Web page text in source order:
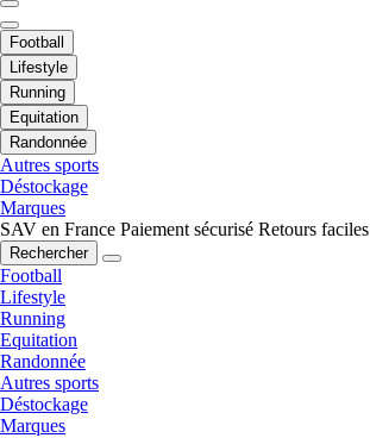
Football
Lifestyle
Running
Equitation
Randonnée
Autres sports
Déstockage
Marques
SAV en France Paiement sécurisé Retours faciles
Rechercher
Football
Lifestyle
Running
Equitation
Randonnée
Autres sports
Déstockage
Marques